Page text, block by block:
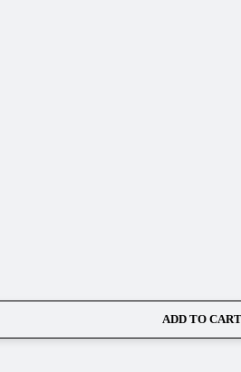
ADD TO CART